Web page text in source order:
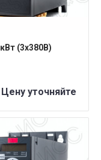
(3x380B)
Цену уточняйте